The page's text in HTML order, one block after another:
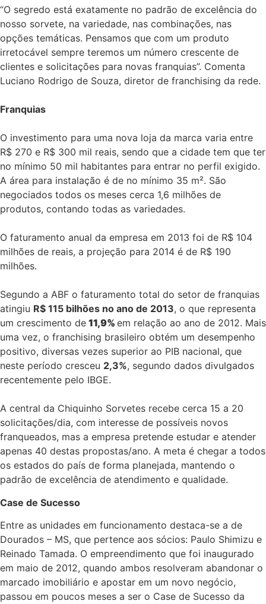
“O segredo está exatamente no padrão de excelência do
nosso sorvete, na variedade, nas combinações, nas
opções temáticas. Pensamos que com um produto
irretocável sempre teremos um número crescente de
clientes e solicitações para novas franquias”. Comenta
Luciano Rodrigo de Souza, diretor de franchising da rede.
Franquias
O investimento para uma nova loja da marca varia entre
R$ 270 e R$ 300 mil reais, sendo que a cidade tem que ter
no mínimo 50 mil habitantes para entrar no perfil exigido.
A área para instalação é de no mínimo 35 m². São
negociados todos os meses cerca 1,6 milhões de
produtos, contando todas as variedades.
O faturamento anual da empresa em 2013 foi de R$ 104
milhões de reais, a projeção para 2014 é de R$ 190
milhões.
Segundo a ABF o faturamento total do setor de franquias
atingiu R$ 115 bilhões no ano de 2013, o que representa
um crescimento de 11,9% em relação ao ano de 2012. Mais
uma vez, o franchising brasileiro obtém um desempenho
positivo, diversas vezes superior ao PIB nacional, que
neste período cresceu 2,3%, segundo dados divulgados
recentemente pelo IBGE.
A central da Chiquinho Sorvetes recebe cerca 15 a 20
solicitações/dia, com interesse de possíveis novos
franqueados, mas a empresa pretende estudar e atender
apenas 40 destas propostas/ano. A meta é chegar a todos
os estados do país de forma planejada, mantendo o
padrão de excelência de atendimento e qualidade.
Case de Sucesso
Entre as unidades em funcionamento destaca-se a de
Dourados – MS, que pertence aos sócios: Paulo Shimizu e
Reinado Tamada. O empreendimento que foi inaugurado
em maio de 2012, quando ambos resolveram abandonar o
marcado imobiliário e apostar em um novo negócio,
passou em poucos meses a ser o Case de Sucesso da